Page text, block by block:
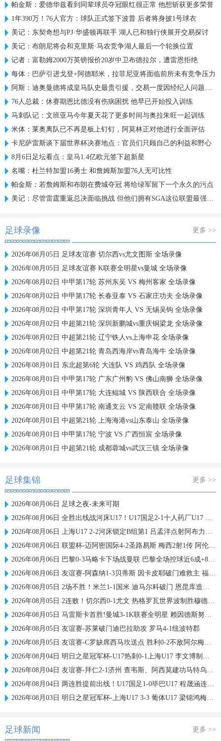
帕金斯：爱德华兹看到同辈球员夺冠眼红很正常 他想斩获更多荣誉
1年390万！76人官方：球队正式签下波普 后者将身披1号球衣
美记：东契奇想与PJ·华盛顿再联手 湖人已和独行侠展开交易探讨
美记：布朗尼将会和克里斯·马农竞争湖人最后一个轮换位置
记者：富勒姆2000万英镑报价20岁中卫布德拉尔，遭雷恩拒绝
每体：巴萨引进戈登+阿德耶米，拉菲尼亚将面临前所未有竞争压力
阿斯：迪奥曼德将成皇马队史最贵引援，交易一度因经纪人问题停滞
76人总裁：休赛期恩比德没有伤病困扰 他早已开始投入训练
马刺队记：文班亚马今年夏天花了更多时间与奥拉朱旺一起训练
米体：莱奥离队已不再是板上钉钉，阿莫林正对他进行全面评估
卡尼萨雷斯谈下届世界杯决赛地点：官员们只顾自己的利益和野心
8月6日足坛看点：皇马1.4亿欧元签下超新星
名嘴：杜兰特加盟16勇士 和詹姆斯加盟76人无可比性
帕金斯：若詹姆斯和布朗在费城夺冠 将给绿军留下一个永久的污点
美记：尽管雷霆重返总决面临挑战 但他们拥有SGA这位联盟最强球员
足球录像 更多 >>
2026年08月05日 足球友谊赛 切尔西vs尤文图斯 全场录像
2026年08月05日 足球友谊赛 K联赛全明星vs曼城 全场录像
2026年08月02日 中甲第17轮 苏州东吴 VS 梅州客家 全场录像
2026年08月02日 中甲第17轮 长春亚泰 VS 石家庄功夫 全场录像
2026年08月02日 中甲第17轮 深圳青年人 VS 无锡吴钩 全场录像
2026年08月02日 中超第21轮 深圳新鹏城vs重庆铜梁龙 全场录像
2026年08月02日 中超第21轮 辽宁铁人vs上海申花 全场录像
2026年08月02日 中超第21轮 青岛西海岸vs青岛海牛 全场录像
2026年08月01日 东北超第6轮 大连队 VS 鸡西队 全场录像
2026年08月01日 中甲第17轮 广东广州豹 VS 佛山南狮 全场录像
2026年08月01日 中甲第17轮 大连鲲城 VS 陕西联合 全场录像
2026年08月01日 中甲第17轮 南通支云 VS 定南赣联 全场录像
2026年08月01日 中超第21轮 上海海港vs山东泰山 全场录像
2026年08月01日 中甲第17轮 宁波 VS 广西恒宸 全场录像
2026年08月01日 中超第21轮 成都蓉城vs武汉三镇 全场录像
足球集锦 更多 >>
2026年08月06日 足球之夜-未来可期
2026年08月06日 全胜出线战河床U17！U17国足2-1十人药厂U17 赵松源登场1分钟传射
2026年08月06日 上海U17 2-2河床锁定B组第1 吕孟洋点射阿布力米破门 将战A组第2
2026年08月06日 联盟杯-迈阿密国际4-2圣路易斯 梅西2射1传 阿伦助攻戴帽
2026年08月06日 巴黎0-3马略卡下场战曼联 巴黎全场控球近6成+8射3正未果
2026年08月06日 友谊赛-阿森纳1-3贝蒂斯 因卡皮耶破门难救主 福纳尔斯1射2传
2026年08月05日 2场不胜！米兰1-1国米 迪马尔科破门 恩昆库造点+点射拉莫斯登场
2026年08月05日 2连败！切尔西0-1尤文 热格罗瓦世界波制胜穆德里克时隔614天复出
2026年08月05日 马雷斯卡首胜!曼城3-1K联赛全明星 赖因德斯努里破门塞梅尼奥助攻
2026年08月05日 友谊赛-苏莱破门迪巴拉助攻 罗马4-1纽波特郡
2026年08月05日 友谊赛-C罗缺席西马坎送点 胜利0-2不敌阿尔梅里亚
2026年08月04日 明日之星冠军杯-U17热刺0-1上海U17 李文博制胜球
2026年08月04日 友谊赛-拜仁2-1济州 查韦斯、阿西莫建功马特乌斯彩虹过人送助攻
2026年08月04日 两连胜提前出线！U17国足1-0毕巴U17 程晟涵连场破门赵松源中楣
2026年08月03日 明日之星冠军杯-上海U17 3-3 葡体U17 梁锦鸿梅开二度
足球新闻 更多 >>